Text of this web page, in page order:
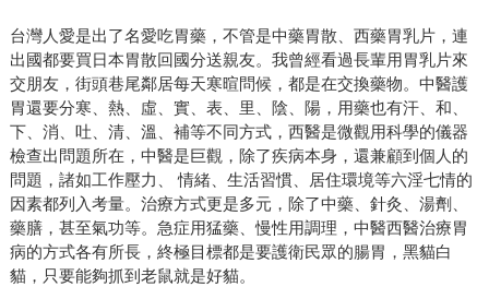
台灣人愛是出了名愛吃胃藥，不管是中藥胃散、西藥胃乳片，連
出國都要買日本胃散回國分送親友。我曾經看過長輩用胃乳片來
交朋友，街頭巷尾鄰居每天寒暄問候，都是在交換藥物。中醫護
胃還要分寒、熱、虛、實、表、里、陰、陽，用藥也有汗、和、
下、消、吐、清、溫、補等不同方式，西醫是微觀用科學的儀器
檢查出問題所在，中醫是巨觀，除了疾病本身，還兼顧到個人的
問題，諸如工作壓力、 情緒、生活習慣、居住環境等六淫七情的
因素都列入考量。治療方式更是多元，除了中藥、針灸、湯劑、
藥膳，甚至氣功等。急症用猛藥、慢性用調理，中醫西醫治療胃
病的方式各有所長，終極目標都是要護衛民眾的腸胃，黑貓白
貓，只要能夠抓到老鼠就是好貓。